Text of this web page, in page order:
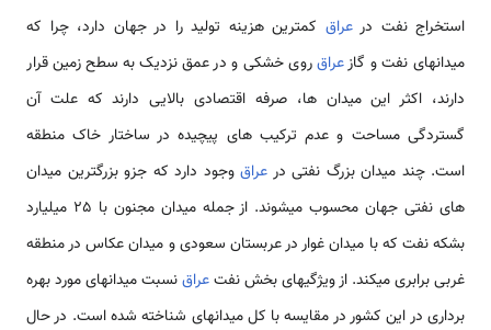
استخراج نفت درعراق کمترین هزینه تولید را در جهان دارد، چرا که
میدانهای نفت و گازعراقروی خشکی و در عمق نزدیک به سطح زمین قرار
دارند، اکثر این میدان ها، صرفه اقتصادی بالایی دارند که علت آن
گستردگی مساحت و عدم ترکیب های پیچیده در ساختار خاک منطقه
است. چند میدان بزرگ نفتی در عراق وجود دارد که جزو بزرگترین میدان
های نفتی جهان محسوب می­شوند. از جمله میدان مجنون با 25 میلیارد
بشکه نفت که با میدان غوار در عربستان سعودی و میدان عکاس در منطقه
غربی برابری می­کند. از ویژگیهای بخش نفتعراقنسبت میدان­های مورد بهره
برداری در این کشور در مقایسه با کل میدانهای شناخته شده است. در حال